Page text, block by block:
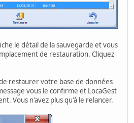
le détail de la sauvegarde et vous
de restauration. Cliquez
restaurer votre base de données
vous le confirme et LocaGest
Vous n'avez plus qu'à le relancer.